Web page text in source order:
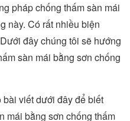
pháp chống thấm sàn mái
này. Có rất nhiều biện
đây chúng tôi sẽ hướng
sàn mái bằng sơn chống
viết dưới đây để biết
mái bằng sơn chống thấm